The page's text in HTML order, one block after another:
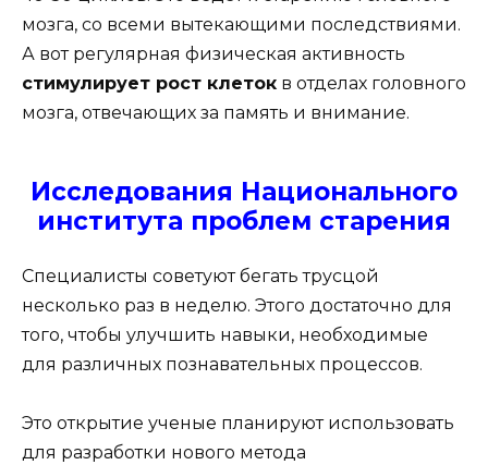
мозга, со всеми вытекающими последствиями.
А вот регулярная физическая активность
стимулирует рост клеток в отделах головного
мозга, отвечающих за память и внимание.
Исследования Национального
института проблем старения
Специалисты советуют бегать трусцой
несколько раз в неделю. Этого достаточно для
того, чтобы улучшить навыки, необходимые
для различных познавательных процессов.
Это открытие ученые планируют использовать
для разработки нового метода